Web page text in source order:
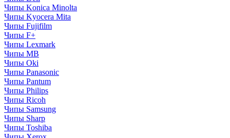
Чипы Konica Minolta
Чипы Kyocera Mita
Чипы Fujifilm
Чипы F+
Чипы Lexmark
Чипы MB
Чипы Oki
Чипы Panasonic
Чипы Pantum
Чипы Philips
Чипы Ricoh
Чипы Samsung
Чипы Sharp
Чипы Toshiba